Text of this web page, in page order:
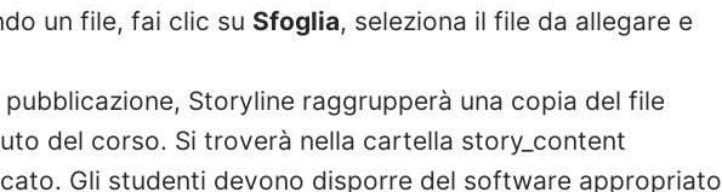
un file, fai clic su Sfoglia, seleziona il file da allegare e
Storyline raggrupperà una copia del file
del corso. Si troverà nella cartella story_content
Gli studenti devono disporre del software appropriato